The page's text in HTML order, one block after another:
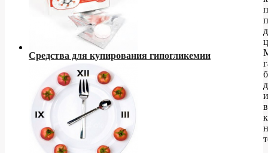
Средства для купирования гипогликемии
и